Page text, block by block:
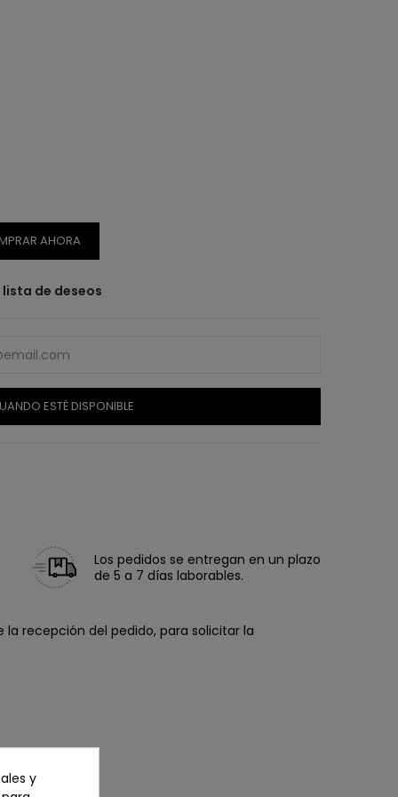
AHORA
de deseos
ESTÉ DISPONIBLE
Los pedidos se entregan en un plazo
de 5 a 7 días laborables.
la recepción del pedido, para solicitar la
y